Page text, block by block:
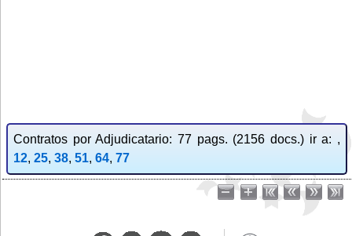
Contratos por Adjudicatario: 77 pags. (2156 docs.) ir a: ,
12, 25, 38, 51, 64, 77